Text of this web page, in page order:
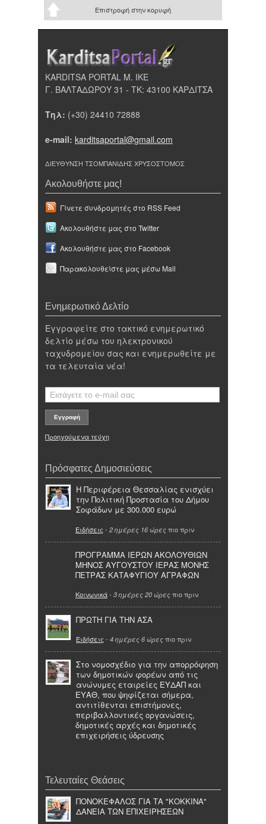
Επιστροφή στην κορυφή
KARDITSA PORTAL Μ. ΙΚΕ
Γ. ΒΑΛΤΑΔΩΡΟΥ 31 - ΤΚ: 43100 ΚΑΡΔΙΤΣΑ
Τηλ: (+30) 24410 72888
e-mail: karditsaportal@gmail.com
ΔΙΕΥΘΥΝΣΗ ΤΣΟΜΠΑΝΙΔΗΣ ΧΡΥΣΟΣΤΟΜΟΣ
Ακολουθήστε μας!
Γίνετε συνδρομητές στο RSS Feed
Ακολουθήστε μας στο Twitter
Ακολουθήστε μας στο Facebook
Παρακολουθείστε μας μέσω Mail
Ενημερωτικό Δελτίο
Εγγραφείτε στο τακτικό ενημερωτικό
δελτίο μέσω του ηλεκτρονικού
ταχυδρομείου σας και ενημερωθείτε με
τα τελευταία νέα!
Προηγούμενα τεύχη
Πρόσφατες Δημοσιεύσεις
Η Περιφέρεια Θεσσαλίας ενισχύει
την Πολιτική Προστασία του Δήμου
Σοφάδων με 300.000 ευρώ
Ειδήσεις - 2 ημέρες 16 ώρες πιο πριν
ΠΡΟΓΡΑΜΜΑ ΙΕΡΩΝ ΑΚΟΛΟΥΘΙΩΝ
ΜΗΝΟΣ ΑΥΓΟΥΣΤΟΥ ΙΕΡΑΣ ΜΟΝΗΣ
ΠΕΤΡΑΣ ΚΑΤΑΦΥΓΙΟΥ ΑΓΡΑΦΩΝ
Κοινωνικά- 3 ημέρες 20 ώρες πιο πριν
ΠΡΩΤΗ ΓΙΑ ΤΗΝ ΑΣΑ
Ειδήσεις - 4 ημέρες 6 ώρες πιο πριν
Στο νομοσχέδιο για την απορρόφηση
των δημοτικών φορέων από τις
ανώνυμες εταιρείες ΕΥΔΑΠ και
ΕΥΑΘ, που ψηφίζεται σήμερα,
αντιτίθενται επιστήμονες,
περιβαλλοντικές οργανώσεις,
δημοτικές αρχές και δημοτικές
επιχειρήσεις ύδρευσης
Τελευταίες Θεάσεις
ΠΟΝΟΚΕΦΑΛΟΣ ΓΙΑ ΤΑ "ΚΟΚΚΙΝΑ"
ΔΑΝΕΙΑ ΤΩΝ ΕΠΙΧΕΙΡΗΣΕΩΝ